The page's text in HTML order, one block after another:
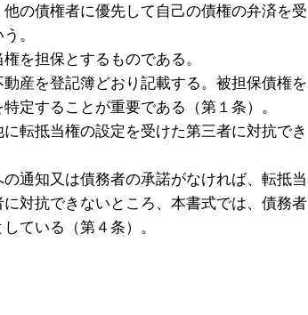
の債権者に優先して自己の債権の弁済を受
。
を担保とするものである。
産を登記簿どおり記載する。被担保債権を
定することが重要である（第１条）。
転抵当権の設定を受けた第三者に対抗でき
通知又は債務者の承諾がなければ、転抵当
対抗できないところ、本書式では、債務者
ている（第４条）。